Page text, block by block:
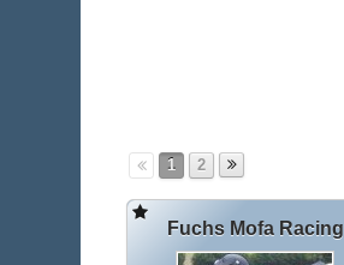
1 2
Fuchs Mofa Racing